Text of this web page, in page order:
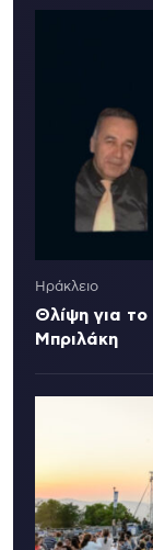
Ηράκλειο
Θλίψη για
Μπριλάκη